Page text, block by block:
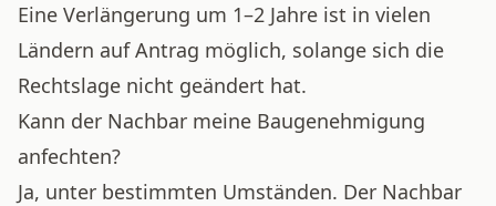
Eine Verlängerung um 1–2 Jahre ist in vielen
Ländern auf Antrag möglich, solange sich die
Rechtslage nicht geändert hat.
Kann der Nachbar meine Baugenehmigung
anfechten?
Ja, unter bestimmten Umständen. Der Nachbar